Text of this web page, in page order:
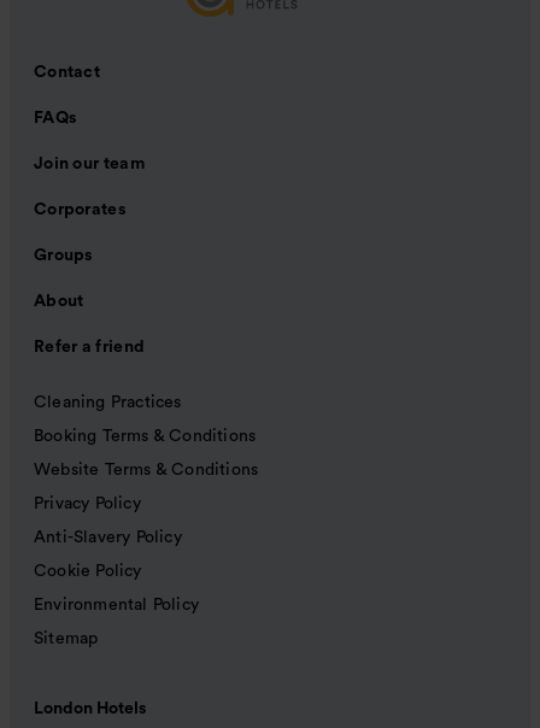
Contact
FAQs
Join our team
Corporates
Groups
About
Refer a friend
Cleaning Practices
Booking Terms & Conditions
Website Terms & Conditions
Privacy Policy
Anti-Slavery Policy
Cookie Policy
Environmental Policy
Sitemap
London Hotels